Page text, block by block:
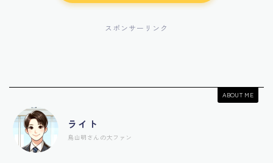
スポンサーリンク
ABOUT ME
ライト
鳥山明さんの大ファン